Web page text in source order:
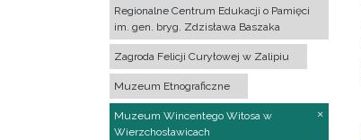
Regionalne Centrum Edukacji o Pamięci
im. gen. bryg. Zdzisława Baszaka
Zagroda Felicji Curyłowej w Zalipiu
Muzeum Etnograficzne
Muzeum Wincentego Witosa w
Wierzchosławicach